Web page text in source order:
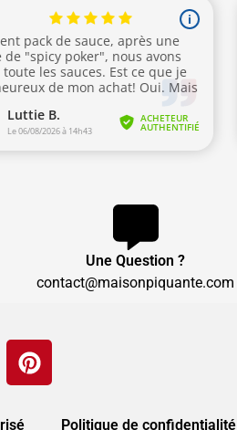
Une Question ?
contact@maisonpiquante.com
Politique de confidentialité